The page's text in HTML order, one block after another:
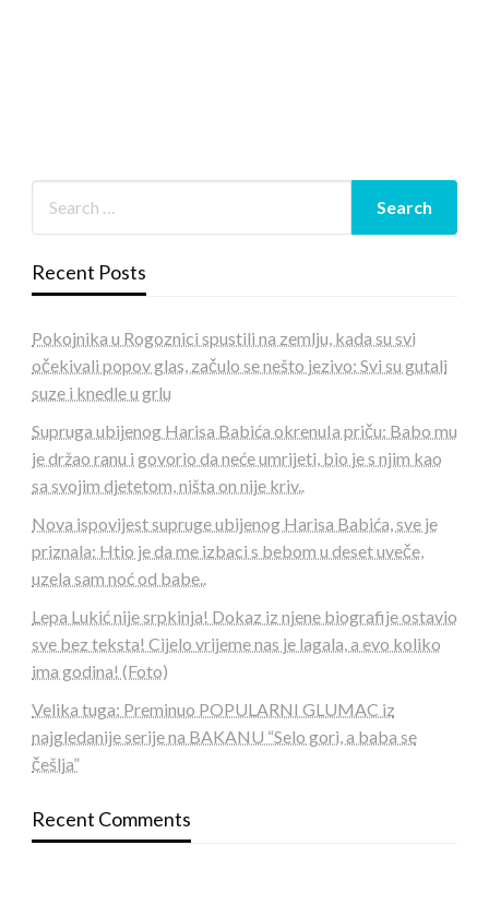
Recent Posts
Pokojnika u Rogoznici spustili na zemlju, kada su svi
očekivali popov glas, začulo se nešto jezivo: Svi su gutali
suze i knedle u grlu
Supruga ubijenog Harisa Babića okrenuIa priču: Babo mu
je držao ranu i govorio da neće umrijeti, bio je s njim kao
sa svojim djetetom, ništa on nije kriv..
Nova ispovijest supruge ubijenog Harisa Babića, sve je
priznala: Htio je da me izbaci s bebom u deset uveče,
uzela sam noć od babe..
Lepa Lukić nije srpkinja! Dokaz iz njene biografije ostavio
sve bez teksta! Cijelo vrijeme nas je lagala, a evo koliko
ima godina! (Foto)
Velika tuga: Preminuo POPULARNI GLUMAC iz
najgledanije serije na BAKANU “Selo gori, a baba se
češlja”
Recent Comments